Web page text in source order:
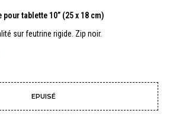
tablette 10” (25 x 18 cm)
sur feutrine rigide. Zip noir.
EPUISÉ